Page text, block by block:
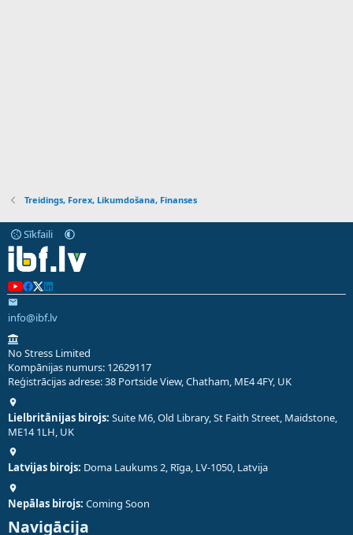
Treidings, Forex, Likumdošana, Finanses
Sīkfaili
info@ibf.lv
No Stress Limited
Kompānijas numurs: 12629117
Reģistrācijas adrese: 38 Portside View, Chatham, ME4 4FY, UK
Lielbritānijas birojs: Suite M6, Old Library, St Faith Street, Maidstone,
ME14 1LH, UK
Latvijas birojs: Doma Laukums 2, Rīga, LV-1050, Latvija
Nepālas birojs: Coming Soon
Navigācija